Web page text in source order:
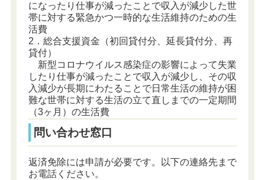
になったり仕事が減ったことで収入が減少した世
帯に対する緊急かつ一時的な生活維持のための生
活費
2．総合支援資金（初回貸付分、延長貸付分、再
貸付）
新型コロナウイルス感染症の影響によって失業
したり仕事が減ったことで収入が減少し、その収
入減少が長期にわたることで日常生活の維持が困
難な世帯に対する生活の立て直しまでの一定期間
（3ヶ月）の生活費
問い合わせ窓口
返済免除には申請が必要です。以下の連絡先まで
お電話ください。